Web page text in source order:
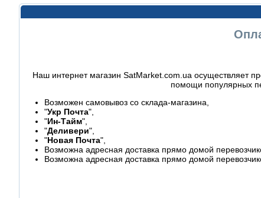
Наш интернет магазин SatMarket.com.ua осуществляет
помощи популярных
Возможен самовывоз со склада-магазина,
"Укр Почта",
"Ин-Тайм",
"Деливери",
"Новая Почта",
Возможна адресная доставка прямо домой
Возможна адресная доставка прямо домой